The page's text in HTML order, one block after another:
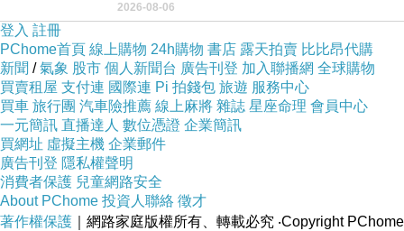
我們開了一條又新又活的路從幔子經過
2026-08-06
登入 註冊
PChome首頁 線上購物 24h購物 書店 露天拍賣 比比昂代購
新聞 / 氣象 股市 個人新聞台 廣告刊登 加入聯播網 全球購物
買賣租屋 支付連 國際連 Pi 拍錢包 旅遊 服務中心
買車 旅行團 汽車險推薦 線上麻將 雜誌 星座命理 會員中心
一元簡訊 直播達人 數位憑證 企業簡訊
買網址 虛擬主機 企業郵件
廣告刊登 隱私權聲明
消費者保護 兒童網路安全
About PChome 投資人聯絡 徵才
著作權保護 ｜網路家庭版權所有、轉載必究 ‧Copyright PChome